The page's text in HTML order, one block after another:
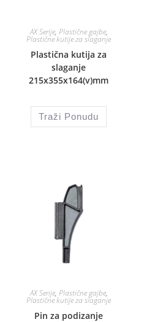
AX Serije, Plastične gajbe,
Plastične kutije za slaganje
Plastična kutija za
slaganje
215x355x164(v)mm
Traži Ponudu
AX Serije, Plastične gajbe,
Plastične kutije za slaganje
Pin za podizanje